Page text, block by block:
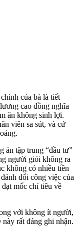
của bà là tiết
cao đồng nghĩa
ăn không sinh lợi.
viên sa sút, và cứ
án tập trung “đầu tư”
người giỏi không ra
không có nhiều tiền
đổi công việc của
mốc chỉ tiêu về
với không ít người,
rất đáng ghi nhận.